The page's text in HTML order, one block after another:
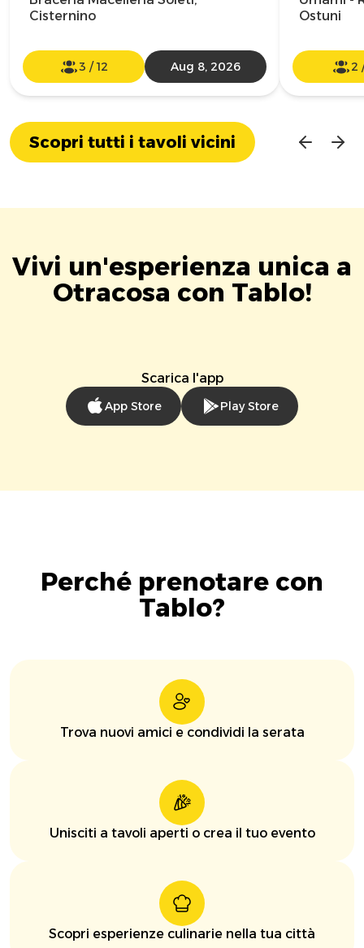
Cisternino
3 /12 Aug 8, 2026
Ostuni
2
Scopri tutti i tavoli vicini
Vivi un'esperienza unica a
Otracosa con Tablo!
Scarica l'app
App Store Play Store
Perché prenotare con
Tablo?
Trova nuovi amici e condividi la serata
Unisciti a tavoli aperti o crea il tuo evento
Scopri esperienze culinarie nella tua città